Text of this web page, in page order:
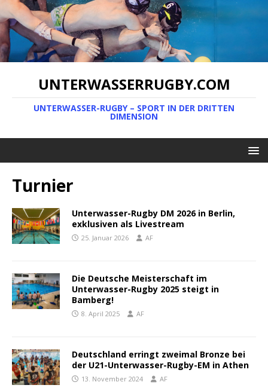
UNTERWASSERRUGBY.COM
UNTERWASSER-RUGBY – SPORT IN DER DRITTEN
DIMENSION
Turnier
Unterwasser-Rugby DM 2026 in Berlin,
exklusiven als Livestream
25. Januar 2026 AF
Die Deutsche Meisterschaft im
Unterwasser-Rugby 2025 steigt in
Bamberg!
8. April 2025 AF
Deutschland erringt zweimal Bronze bei
der U21-Unterwasser-Rugby-EM in Athen
13. November 2024 AF